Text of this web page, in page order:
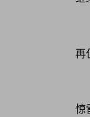
再
惊